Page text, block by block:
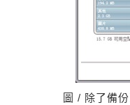
圖 / 除了備